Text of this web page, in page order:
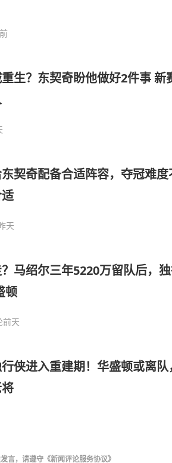
生？东契奇盼他做好2件事 新
契奇配备合适阵容，夺冠难度
天
马绍尔三年5220万留队后，
顿
前天
侠进入重建期！华盛顿或离队
言，请遵守 《新闻评论服务协议》